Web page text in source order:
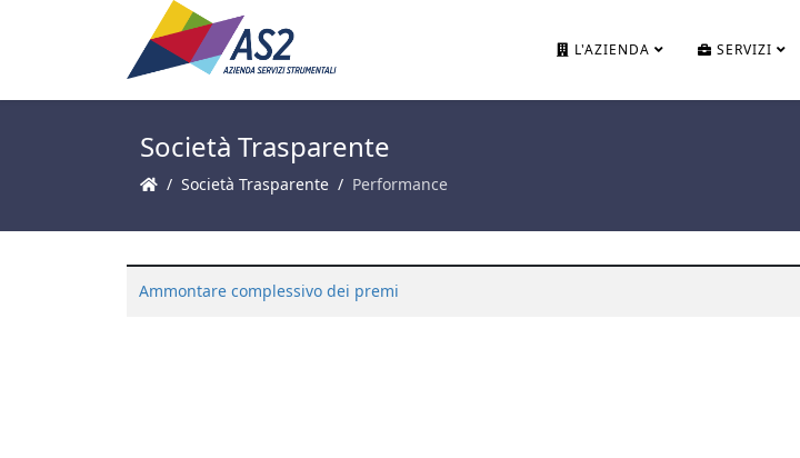
L'AZIENDA SERVIZI
Società Trasparente
Società Trasparente Performance
Ammontare complessivo dei premi